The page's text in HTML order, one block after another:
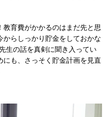
教育費がかかるのはまだ先と思
らしっかり貯金をしておかな
生の話を真剣に聞き入ってい
も、さっそく貯金計画を見直